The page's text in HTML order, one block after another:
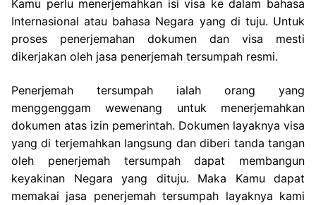
Kamu perlu menerjemahkan isi visa ke dalam bahasa
Internasional atau bahasa Negara yang di tuju. Untuk
proses penerjemahan dokumen dan visa mesti
dikerjakan oleh jasa penerjemah tersumpah resmi.
Penerjemah tersumpah ialah orang yang
menggenggam wewenang untuk menerjemahkan
dokumen atas izin pemerintah. Dokumen layaknya visa
yang di terjemahkan langsung dan diberi tanda tangan
oleh penerjemah tersumpah dapat membangun
keyakinan Negara yang dituju. Maka Kamu dapat
memakai jasa penerjemah tersumpah layaknya kami